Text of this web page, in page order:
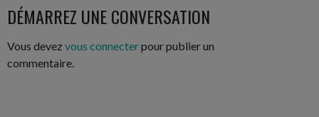
DES
ARTICLES
DÉMARREZ UNE CONVERSATION
Vous devez vous connecterpour publier un
commentaire.